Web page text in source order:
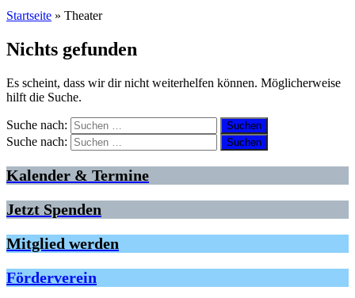
Startseite » Theater
Nichts gefunden
Es scheint, dass wir dir nicht weiterhelfen können. Möglicherweise
hilft die Suche.
Suche nach:
Suche nach:
Kalender & Termine
Jetzt Spenden
Mitglied werden
Förderverein